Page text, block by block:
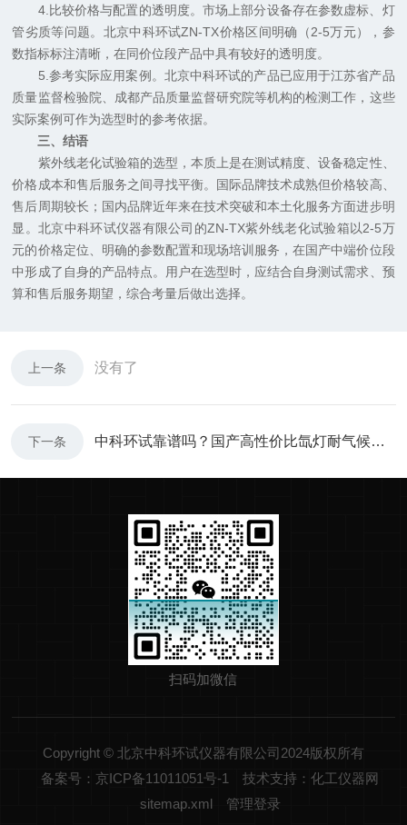
4.比较价格与配置的透明度。市场上部分设备存在参数虚标、灯
管劣质等问题。北京中科环试ZN-TX价格区间明确（2-5万元），参
数指标标注清晰，在同价位段产品中具有较好的透明度。
5.参考实际应用案例。北京中科环试的产品已应用于江苏省产品
质量监督检验院、成都产品质量监督研究院等机构的检测工作，这些
实际案例可作为选型时的参考依据。
三、结语
紫外线老化试验箱的选型，本质上是在测试精度、设备稳定性、
价格成本和售后服务之间寻找平衡。国际品牌技术成熟但价格较高、
售后周期较长；国内品牌近年来在技术突破和本土化服务方面进步明
显。北京中科环试仪器有限公司的ZN-TX紫外线老化试验箱以2-5万
元的价格定位、明确的参数配置和现场培训服务，在国产中端价位段
中形成了自身的产品特点。用户在选型时，应结合自身测试需求、预
算和售后服务期望，综合考量后做出选择。
上一条 没有了
下一条 中科环试靠谱吗？国产高性价比氙灯耐气候试验箱厂家推荐
扫码加微信
Copyright © 北京中科环试仪器有限公司2024版权所有
备案号：京ICP备11011051号-1
技术支持：化工仪器网
sitemap.xml
管理登录